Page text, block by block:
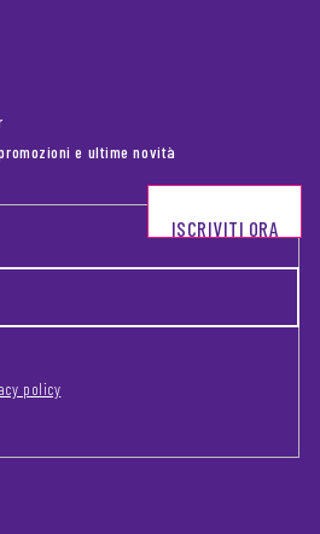
e ultime novità
policy
ISCRIVITI ORA